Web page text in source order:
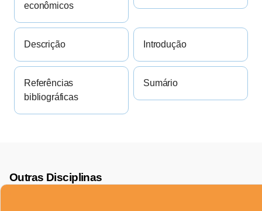
econômicos
Descrição Introdução
Referências
bibliográficas
Sumário
Outras Disciplinas